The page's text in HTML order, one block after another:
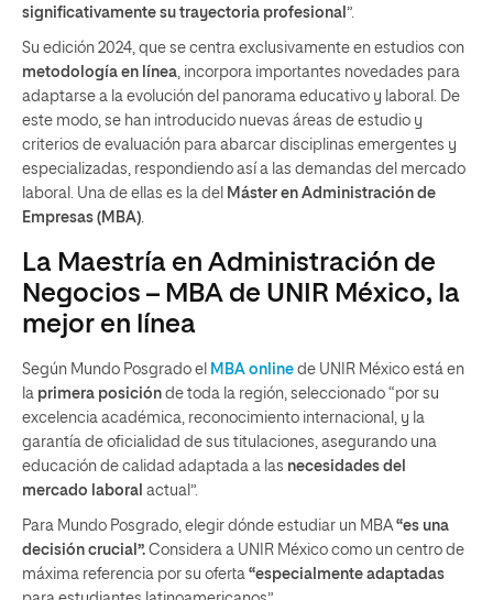
significativamente su trayectoria profesional ”.
Su edición 2024, que se centra exclusivamente en estudios con
metodología en línea , incorpora importantes novedades para
adaptarse a la evolución del panorama educativo y laboral. De
este modo, se han introducido nuevas áreas de estudio y
criterios de evaluación para abarcar disciplinas emergentes y
especializadas, respondiendo así a las demandas del mercado
laboral. Una de ellas es la del Máster en Administración de
Empresas (MBA)
La Maestría en Administración de
Negocios – MBA de UNIR México, la
mejor en línea
Según Mundo Posgrado el MBA online de UNIR México está en
la primera posición de toda la región, seleccionado “por su
excelencia académica, reconocimiento internacional, y la
garantía de oficialidad de sus titulaciones, asegurando una
educación de calidad adaptada a las necesidades del
mercado laboral actual”.
Para Mundo Posgrado, elegir dónde estudiar un MBA “es una
decisión crucial”. Considera a UNIR México como un centro de
máxima referencia por su oferta “especialmente adaptadas